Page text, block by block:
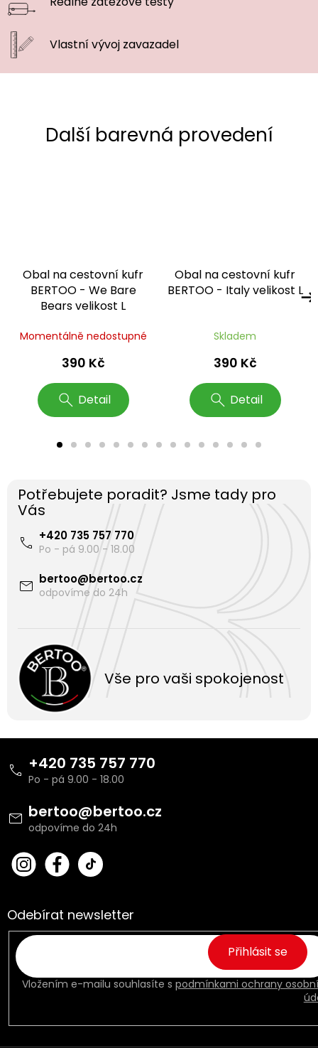
Vlastní vývoj zavazadel
Obal na cestovní kufr
BERTOO - We Bare
Bears velikost L
Momentálně nedostupné
390 Kč
Detail
Obal na cestovní kufr
BERTOO - Italy velikost L
Skladem
390 Kč
Detail
Potřebujete poradit? Jsme tady pro
Vás
bertoo@bertoo.cz
+420 735 757 770
Vše pro vaši spokojenost
bertoo@bertoo.cz
+420 735 757 770
bert
oo_
Fac
ebo
Odebírat newsletter
Vložením e-mailu souhlasíte s podmínkami ochrany
Přihlásit se